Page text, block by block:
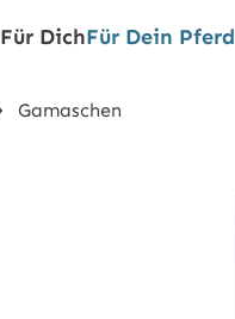
Für DichFür Dein Pferd
Gamaschen